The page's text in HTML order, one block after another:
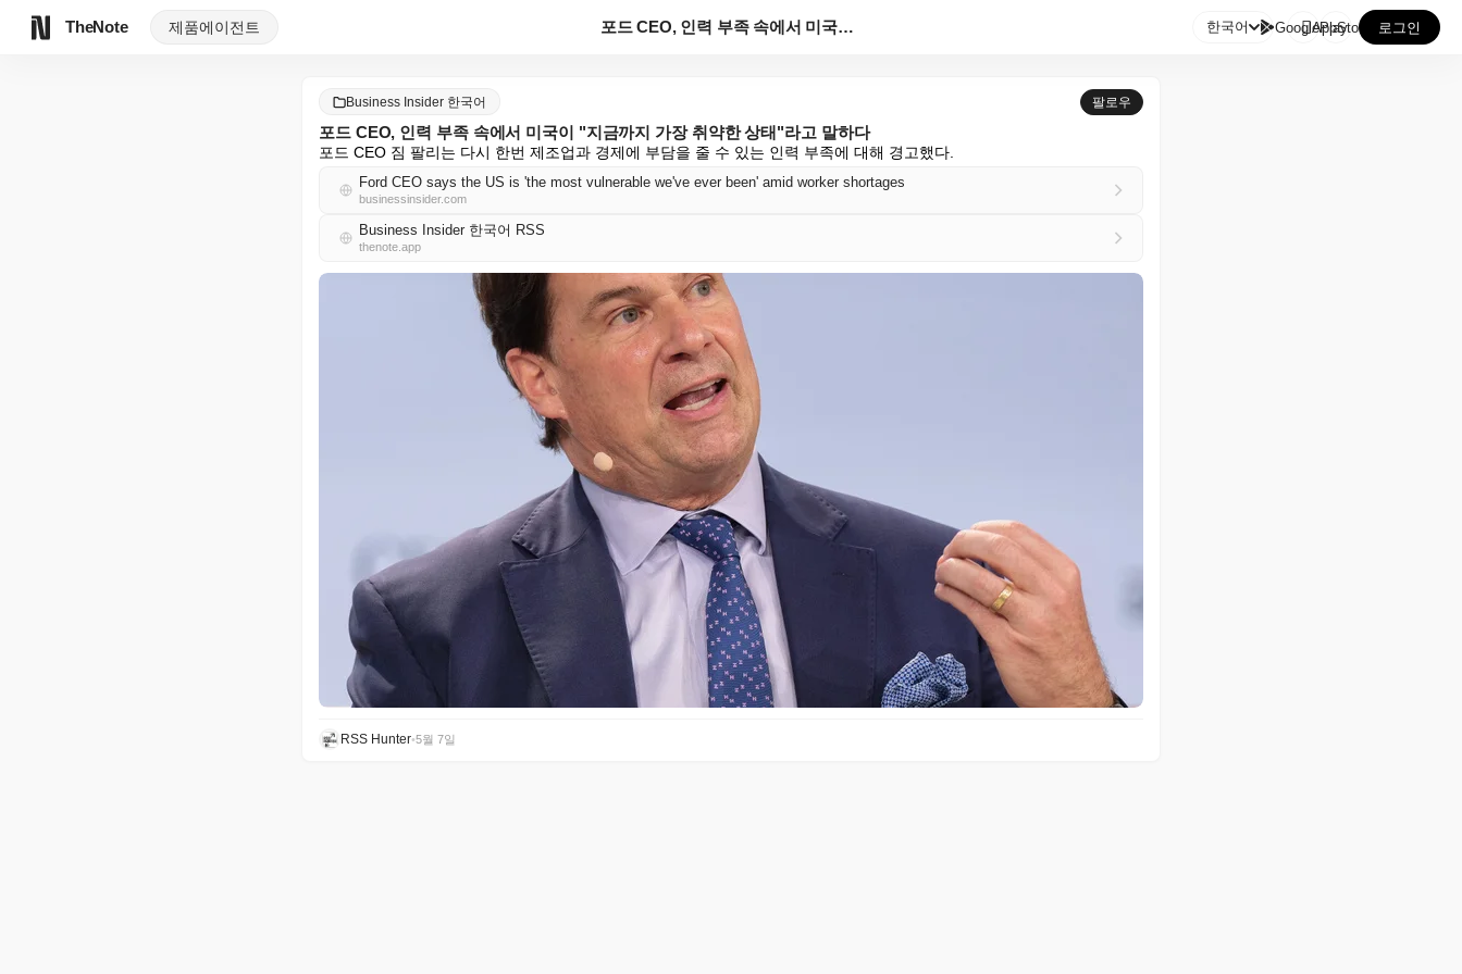
TheNote 제품에이전트 포드 CEO, 인력 부족 속에서 미국이 "지금까지 가장... 한국어 GooglePlay
AppStore 로그인
Business Insider 한국어 팔로우
포드 CEO, 인력 부족 속에서 미국이 "지금까지 가장 취약한 상태"라고 말하다
포드 CEO 짐 팔리는 다시 한번 제조업과 경제에 부담을 줄 수 있는 인력 부족에 대해 경고했다.
Ford CEO says the US is 'the most vulnerable we've ever been' amid worker shortages
businessinsider.com
Business Insider 한국어 RSS
thenote.app
RSS Hunter•5월 7일